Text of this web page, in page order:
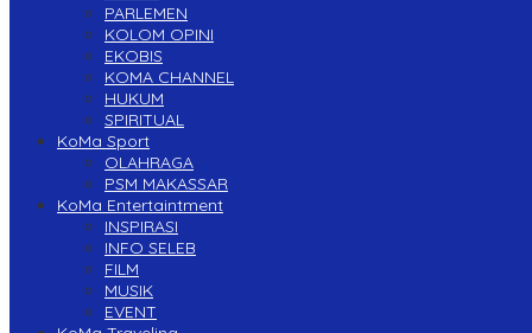
PARLEMEN
KOLOM OPINI
EKOBIS
KOMA CHANNEL
HUKUM
SPIRITUAL
KoMa Sport
OLAHRAGA
PSM MAKASSAR
KoMa Entertaintment
INSPIRASI
INFO SELEB
FILM
MUSIK
EVENT